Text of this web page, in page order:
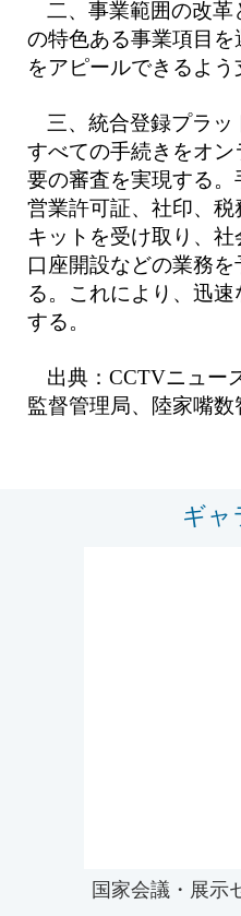
二、事業範囲の改革
の特色ある事業項目
をアピールできるよう
三、統合登録プラッ
すべての手続きをオ
要の審査を実現する
営業許可証、社印、
キットを受け取り、
口座開設などの業務
る。これにより、迅
する。
出典：CCTVニュー
監督管理局、陸家嘴数
ギャ
国家会議・展示